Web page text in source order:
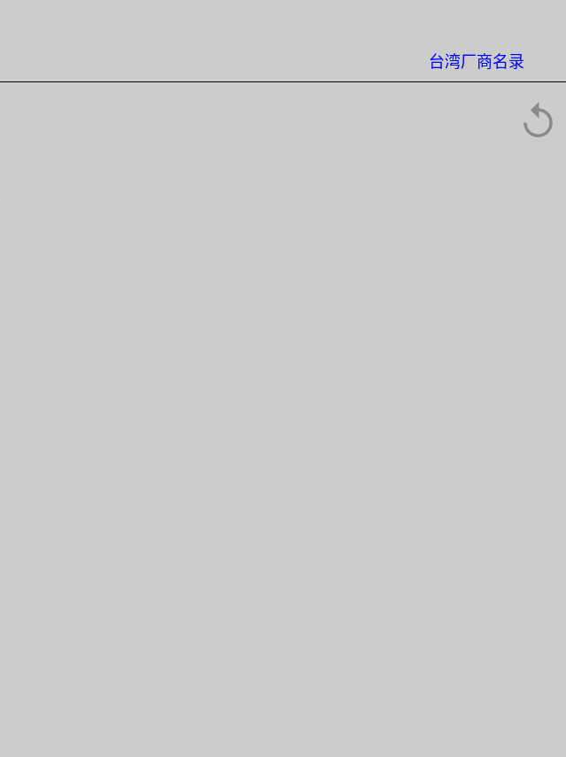
台湾厂商名录
↺